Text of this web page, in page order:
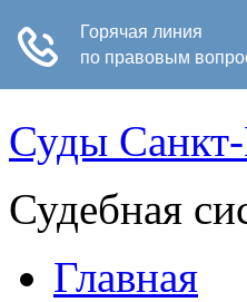
Суды
Судебная
Главная